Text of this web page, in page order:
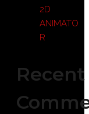
2D
ANIMATO
R
Recent